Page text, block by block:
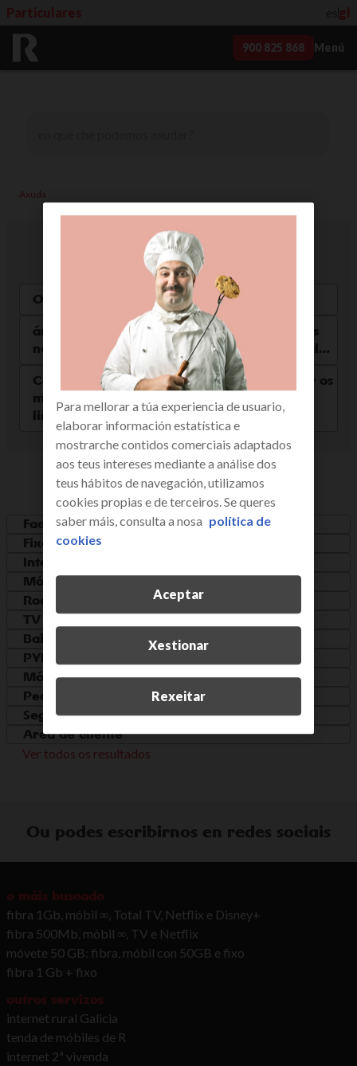
Particulares gl
900 825 868 Menú
Axuda
Area de cliente
Dúbidas máis frecuentes
Onde podo ver as miñas facturas de R?
área de clientes R: como acceder, que datos
necesito, como recuperar o meu contrasinal…
Configurar os meus servizos de R: consultar os
meus datos, controlar o meu wifi, as miñas
liñas…
categorías
Factura
Fixo
Internet
Móbil
Roaming
TV
Baixa
PYMES
Móbiles e outros dispositivos
Pedidos e portabilidad
Seguridade e Normativa
Area de cliente
Ver todos os resultados
Ou podes escribirnos en redes sociais
o máis buscado
fibra 1Gb, móbil ∞, Total TV, Netflix e Disney+
fibra 500Mb, móbil ∞, TV e Netflix
móvete 50 GB: fibra, móbil con 50GB e fixo
fibra 1 Gb + fixo
outros servizos
internet rural Galicia
tenda de móbiles de R
internet 2ª vivenda
Para mellorar a túa experiencia de usuario,
elaborar información estatística e
mostrarche contidos comerciais adaptados
aos teus intereses mediante a análise dos
teus hábitos de navegación, utilizamos
cookies propias e de terceiros. Se queres
saber máis, consulta a nosa política de
cookies
Xestionar
Rexeitar
Aceptar